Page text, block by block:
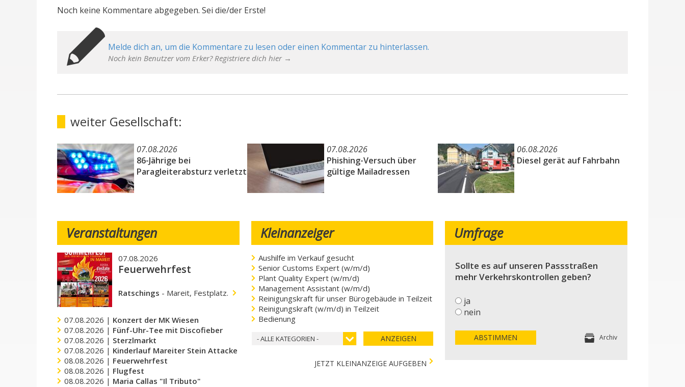
Noch keine Kommentare abgegeben. Sei die/der Erste!
Melde dich an, um die Kommentare zu lesen oder einen Kommentar zu hinterlassen.
Noch kein Benutzer vom Erker? Registriere dich hier →
weiter Gesellschaft:
07.08.2026
86-Jährige bei
Paragleiterabsturz verletzt
07.08.2026
Phishing-Versuch über
gültige Mailadressen
06.08.2026
Diesel gerät auf Fahrbahn
Veranstaltungen
07.08.2026
Feuerwehrfest
Ratschings - Mareit, Festplatz.
07.08.2026 | Konzert der MK Wiesen
07.08.2026 | Fünf-Uhr-Tee mit Discofieber
07.08.2026 | Sterzlmarkt
07.08.2026 | Kinderlauf Mareiter Stein Attacke
08.08.2026 | Feuerwehrfest
08.08.2026 | Flugfest
08.08.2026 | Maria Callas "Il Tributo"
Kleinanzeiger
Aushilfe im Verkauf gesucht
Senior Customs Expert (w/m/d)
Plant Quality Expert (w/m/d)
Management Assistant (w/m/d)
Reinigungskraft für unser Bürogebäude in Teilzeit
Reinigungskraft (w/m/d) in Teilzeit
Bedienung
- ALLE KATEGORIEN - ANZEIGEN
JETZT KLEINANZEIGE AUFGEBEN
Umfrage
Sollte es auf unseren Passstraßen
mehr Verkehrskontrollen geben?
ja
nein
ABSTIMMEN Archiv